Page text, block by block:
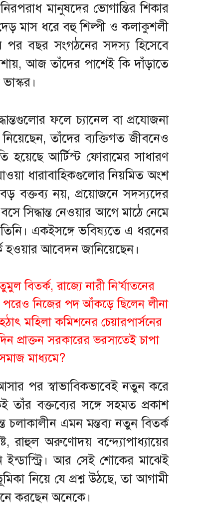
মানুষদের ভোগান্তির শিকার
মাস ধরে বহু শিল্পী ও কলাকুশলী
পর বছর সংগঠনের সদস্য হিসেবে
আজ তাঁদের পাশেই কি দাঁড়াতে
ফলে চ্যানেল বা প্রযোজনা
নিয়েছেন, তাঁদের ব্যক্তিগত জীবনেও
হয়েছে আর্টিস্ট ফোরামের সাধারণ
ধারাবাহিকগুলোর নিয়মিত অংশ
বক্তব্য নয়, প্রয়োজনে সদস্যদের
সিদ্ধান্ত নেওয়ার আগে মাঠে নেমে
তিনি। একইসঙ্গে ভবিষ্যতে এ ধরনের
হওয়ার আবেদন জানিয়েছেন।
রাজ্যে নারী নি’র্যাতনের
পরেও নিজের পদ আঁকড়ে ছিলেন লীনা
মহিলা কমিশনের চেয়ারপার্সনের
প্রাক্তন সরকারের ভরসাতেই চাপা
মাধ্যমে?
পর স্বাভাবিকভাবেই নতুন করে
বক্তব্যের সঙ্গে সহমত প্রকাশ
এমন মন্তব্য নতুন বিতর্ক
রাহুল অরুণোদয় বন্দ্যোপাধ্যায়ের
আর সেই শোকের মাঝেই
নিয়ে যে প্রশ্ন উঠছে, তা আগামী
করছেন অনেকে।